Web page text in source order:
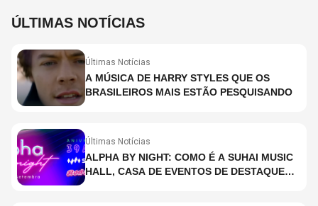
ÚLTIMAS NOTÍCIAS
Últimas Notícias
A MÚSICA DE HARRY STYLES QUE OS
BRASILEIROS MAIS ESTÃO PESQUISANDO
Últimas Notícias
ALPHA BY NIGHT: COMO É A SUHAI MUSIC
HALL, CASA DE EVENTOS DE DESTAQUE